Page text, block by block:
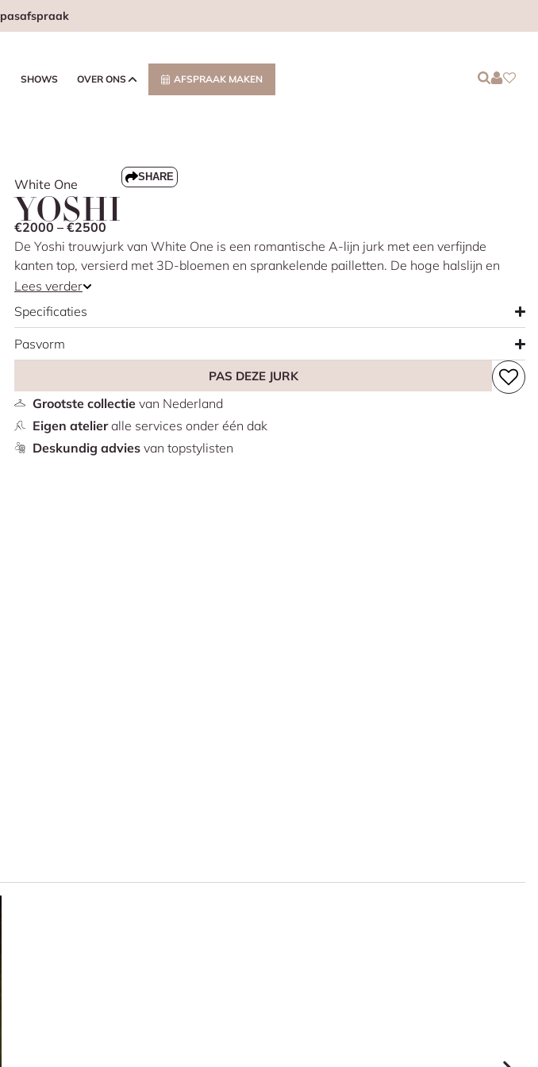
pasafspraak
SHOWS OVER ONS AFSPRAAK MAKEN Login
Login
White One
YOSHI
SHARE
€2000 – €2500
De Yoshi trouwjurk van White One is een romantische A-lijn jurk met een verfijnde
kanten top, versierd met 3D-bloemen en sprankelende pailletten. De hoge halslijn en
driekwart mouwen geven een elegante uitstraling, terwijl de diepe V-rug zorgt voor een
subtiele twist. De effen tule rok en prachtige sleep maken deze dromerige jurk perfect
voor de bruid die houdt van klassieke romantiek met een moderne touch.
Lees verder
Specificaties
Pasvorm
PAS DEZE JURK
Grootste collectievan Nederland
Eigen atelieralle services onder één dak
Deskundig adviesvan topstylisten